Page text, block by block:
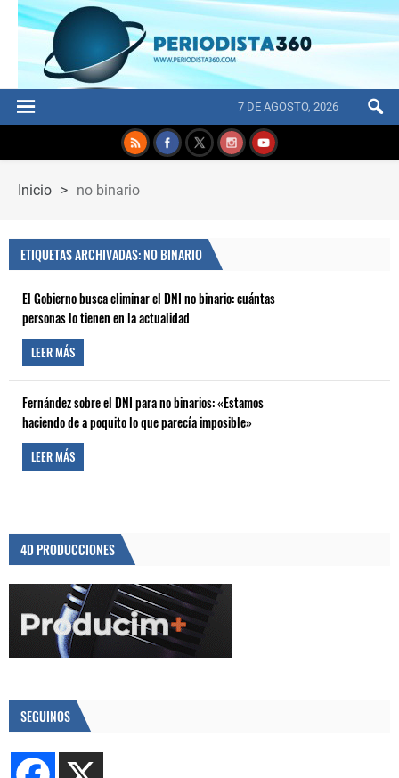
7 DE AGOSTO, 2026
Inicio > no binario
ETIQUETAS ARCHIVADAS: NO BINARIO
El Gobierno busca eliminar el DNI no binario: cuántas
personas lo tienen en la actualidad
LEER MÁS
Fernández sobre el DNI para no binarios: «Estamos
haciendo de a poquito lo que parecía imposible»
LEER MÁS
4D PRODUCCIONES
SEGUINOS